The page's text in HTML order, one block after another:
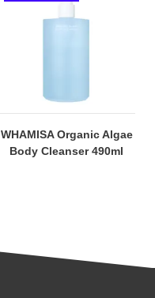
WHAMISA Organic Algae
Body Cleanser 490ml